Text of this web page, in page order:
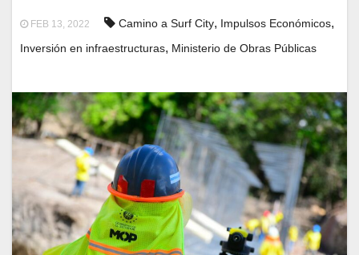
FEB 13, 2022 Camino a Surf City, Impulsos Económicos,
Inversión en infraestructuras, Ministerio de Obras Públicas